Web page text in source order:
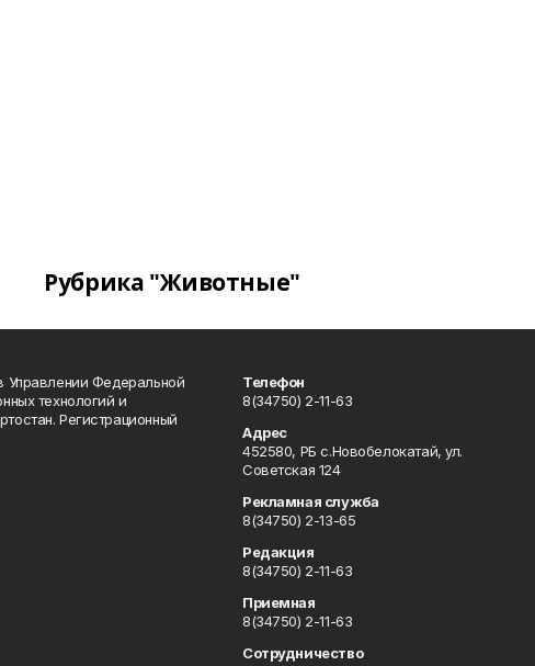
Рубрика "Животные"
Управлении Федеральной
технологий и
Регистрационный
Телефон
8(34750) 2-11-63
Адрес
452580, РБ с.Новобелокатай, ул.
Советская 124
Рекламная служба
8(34750) 2-13-65
Редакция
8(34750) 2-11-63
Приемная
8(34750) 2-11-63
Сотрудничество